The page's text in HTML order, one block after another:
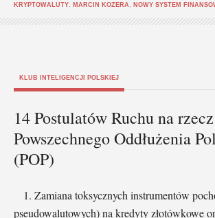
KRYPTOWALUTY
MARCIN KOZERA NOWY SYSTEM
KLUB INTELIGENCJI POLSKIEJ
14 Postulatów Ruchu na rzecz
Powszechnego Oddłużenia
(POP)
1. Zamiana toksycznych instrumentów
pseudowalutowych) na kredyty złotówkowe